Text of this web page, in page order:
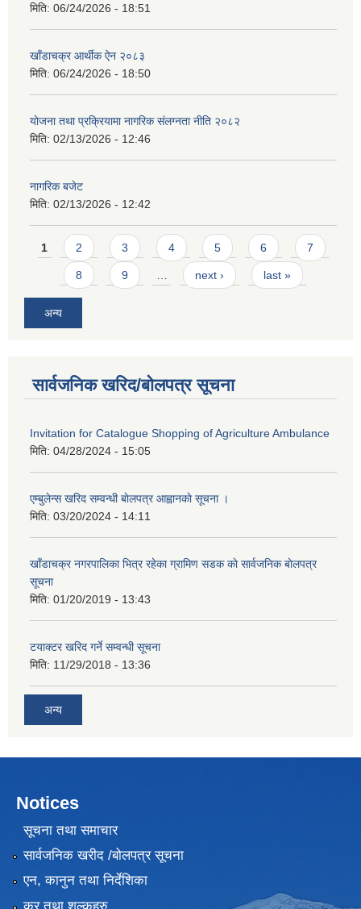
मिति: 06/24/2026 - 18:51
खाँडाचक्र आर्थीक ऐन २०८३
मिति: 06/24/2026 - 18:50
योजना तथा प्रक्रियामा नागरिक संलग्नता नीति २०८२
मिति: 02/13/2026 - 12:46
नागरिक बजेट
मिति: 02/13/2026 - 12:42
Pages
1 2 3 4 5 6 7
8 9 … next › last »
अन्य
सार्वजनिक खरिद/बोलपत्र सूचना
Invitation for Catalogue Shopping of Agriculture Ambulance
मिति: 04/28/2024 - 15:05
एम्बुलेन्स खरिद सम्वन्धी बाेलपत्र आह्वानकाे सूचना ।
मिति: 03/20/2024 - 14:11
खाँडाचक्र नगरपालिका भित्र रहेका ग्रामिण सडक काे सार्वजनिक बाेलपत्र
सूचना
मिति: 01/20/2019 - 13:43
टयाक्टर खरिद गर्ने सम्वन्धी सूचना
मिति: 11/29/2018 - 13:36
अन्य
Notices
सूचना तथा समाचार
सार्वजनिक खरीद /बोलपत्र सूचना
एन, कानुन तथा निर्देशिका